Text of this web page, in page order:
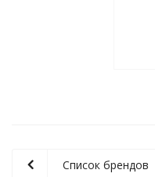
Список брендов